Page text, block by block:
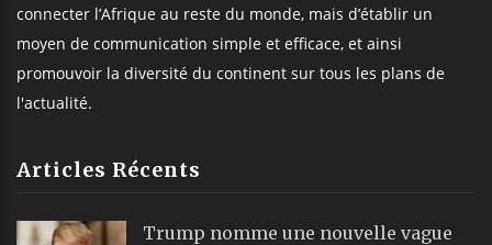
connecter l’Afrique au reste du monde, mais d’établir un
moyen de communication simple et efficace, et ainsi
promouvoir la diversité du continent sur tous les plans de
l'actualité.
Articles Récents
Trump nomme une nouvelle vague